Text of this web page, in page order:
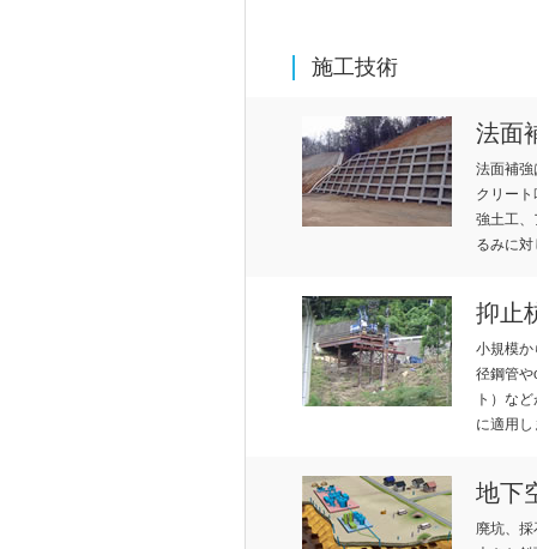
ON
株主・投資家の
TR
AN
SF
施工技術
法面
法面補強
クリー
強土工、
るみに
抑止
小規模
径鋼管
ト）な
に適用し
地下
廃坑、